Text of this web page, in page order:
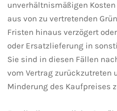
unverhältnismäßigen
aus von zu vertretenden
Fristen hinaus verzögert
oder Ersatzlieferung in
Sie sind in diesen Fällen
vom Vertrag zurückzutreten
Minderung des Kaufpreises